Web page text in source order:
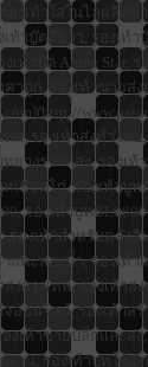
งเท้าใส่ในไลผลิตข
ท้าบู๊ตสีขาว, รองเท้
บู๊ต Arrow Star, รอ
าถูก, รองเท้าขายส่
ทศ, รองเท้าส่งทั่วไ
ยางราคาส่ง, รองเ
เชือดไก่, รองเท้า
รองเท้าบูท
องเท้าสำหรับคลัง
แตะฟองน้ำ, รองเท้
กรุงเทพ, รองเท้าส่
อนไลน์, รองเท้าสร้
องเท้าขายปลีกและ
าน, รองเท้าบูทใช้